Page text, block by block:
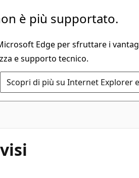
è più supportato.
Edge per sfruttare i
e supporto tecnico.
Scopri di più su Internet Explorer